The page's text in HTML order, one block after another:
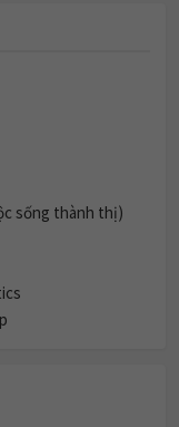
sống thành thị)